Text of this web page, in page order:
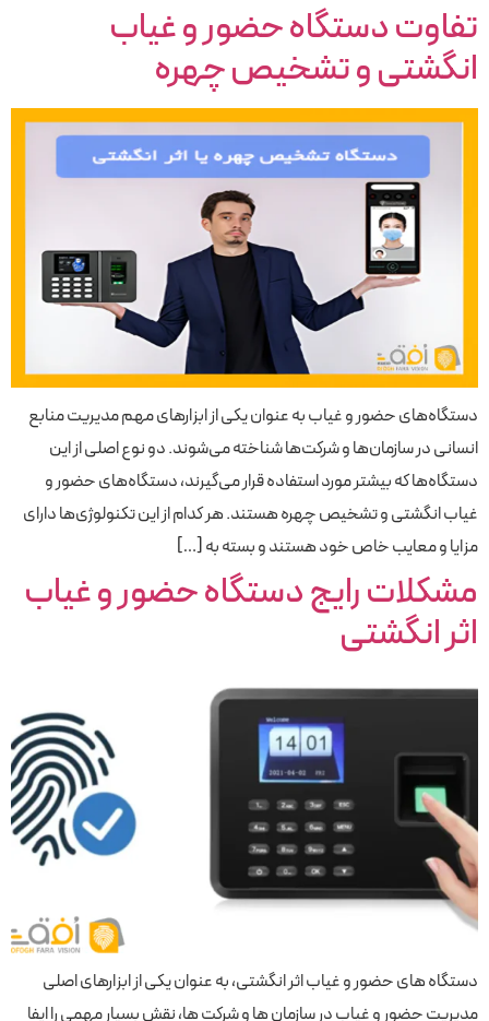
تفاوت دستگاه حضور و غیاب
انگشتی و تشخیص چهره
دستگاه‌های حضور و غیاب به عنوان یکی از ابزارهای مهم مدیریت منابع
انسانی در سازمان‌ها و شرکت‌ها شناخته می‌شوند. دو نوع اصلی از این
دستگاه‌ها که بیشتر مورد استفاده قرار می‌گیرند، دستگاه‌های حضور و
غیاب انگشتی و تشخیص چهره هستند. هر کدام از این تکنولوژی‌ها دارای
مزایا و معایب خاص خود هستند و بسته به […]
مشکلات رایج دستگاه حضور و غیاب
اثر انگشتی
دستگاه‌ های حضور و غیاب اثر انگشتی، به عنوان یکی از ابزارهای اصلی
مدیریت حضور و غیاب در سازمان ‌ها و شرکت‌ ها، نقش بسیار مهمی را ایفا